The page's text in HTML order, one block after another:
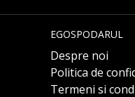
EGOSPODARUL
Despre noi
Politica de
Termeni si